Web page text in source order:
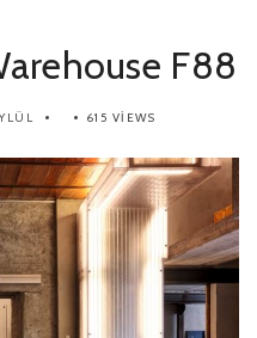
F88
615 VIEWS